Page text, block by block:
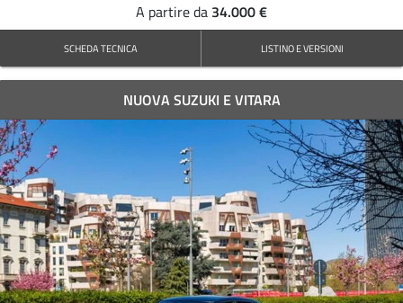
A partire da 34.000 €
SCHEDA TECNICA LISTINO E VERSIONI
NUOVA SUZUKI E VITARA